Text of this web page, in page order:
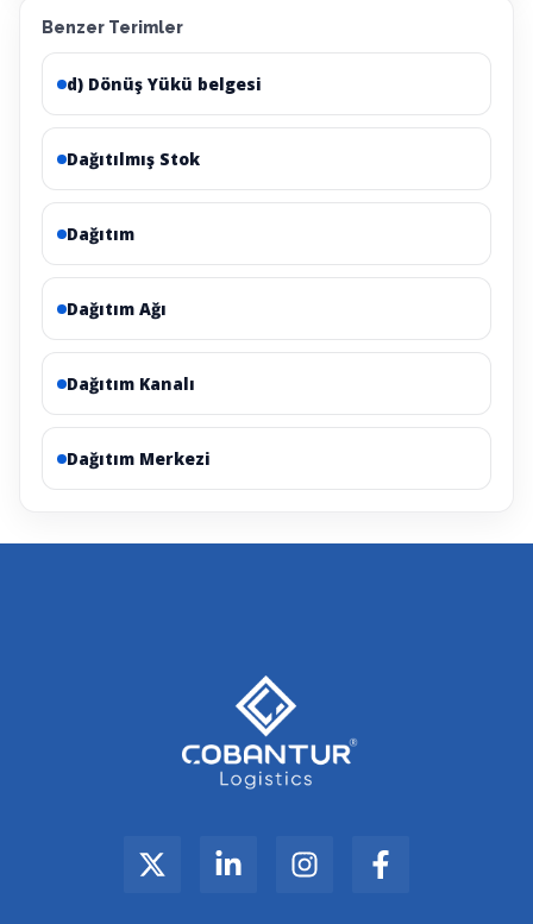
Benzer Terimler
d) Dönüş Yükü belgesi
Dağıtılmış Stok
Dağıtım
Dağıtım Ağı
Dağıtım Kanalı
Dağıtım Merkezi